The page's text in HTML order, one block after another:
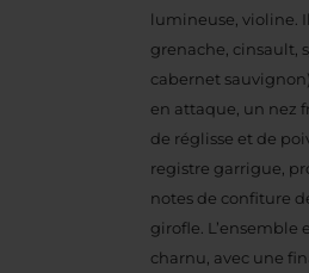
lumineuse, violine.
grenache, cinsault,
cabernet
en attaque, un nez
de réglisse et de
registre garrigue,
notes de confiture
girofle. L’ensemble
charnu, avec une